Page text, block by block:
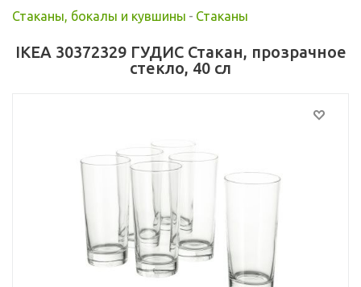
Стаканы, бокалы и кувшины - Стаканы
IKEA 30372329 ГУДИС Стакан, прозрачное
стекло, 40 сл